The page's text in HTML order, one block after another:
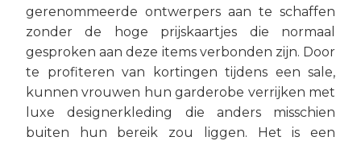
gerenommeerde ontwerpers aan te schaffen
zonder de hoge prijskaartjes die normaal
gesproken aan deze items verbonden zijn. Door
te profiteren van kortingen tijdens een sale,
kunnen vrouwen hun garderobe verrijken met
luxe designerkleding die anders misschien
buiten hun bereik zou liggen. Het is een